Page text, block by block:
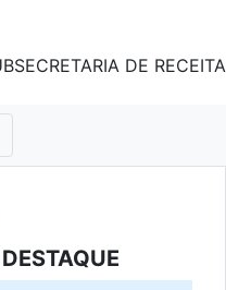
DE RECEITA